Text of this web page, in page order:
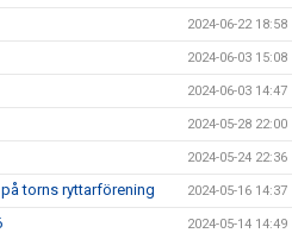
2024-06-22 18:58
2024-06-03 15:08
2024-06-03 14:47
2024-05-28 22:00
2024-05-24 22:36
torns ryttarförening 2024-05-16 14:37
2024-05-14 14:49